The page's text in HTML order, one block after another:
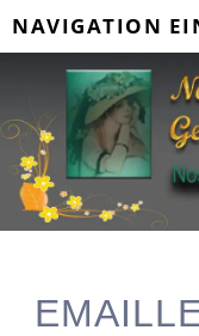
NAVIGATION